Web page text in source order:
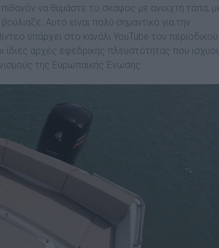
πιθανόν να θυµάστε το σκάφος µε ανοιχτή τάπα,
Αυτό είναι πολύ σηµαντικό για την
υπάρχει στο κανάλι YouTube του περιοδικού
αρχές εφεδρικής πλευστότητας που
της Ευρωπαϊκής Ένωσης.